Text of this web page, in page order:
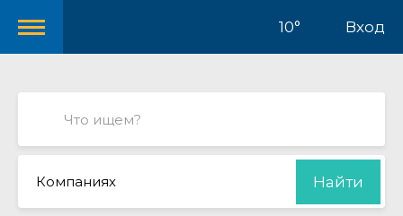
10° Вход
Компаниях Найти